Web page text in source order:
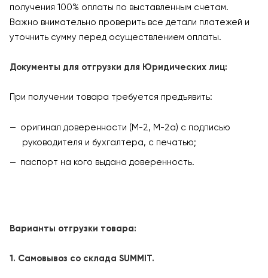
получения 100% оплаты по выставленным счетам.
Важно внимательно проверить все детали платежей и
уточнить сумму перед осуществлением оплаты.
Документы для отгрузки для Юридических лиц:
При получении товара требуется предъявить:
оригинал доверенности (М-2, М-2а) с подписью
руководителя и бухгалтера, с печатью;
паспорт на кого выдана доверенность.
Варианты отгрузки товара:
1. Самовывоз со склада SUMMIT.